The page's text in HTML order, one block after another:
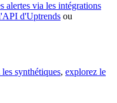
alertes via les intégrations
d'Uptrends ou
synthétiques, explorez le